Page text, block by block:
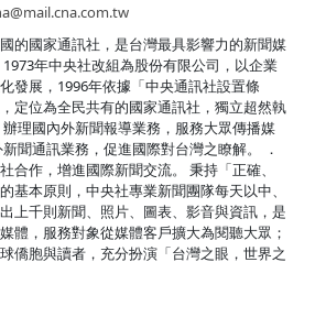
的國家通訊社，是台灣最具影響力的新聞媒
年中央社改組為股份有限公司，以企業
發展，1996年依據「中央通訊社設置條
定位為全民共有的國家通訊社，獨立超然執
理國內外新聞報導業務，服務大眾傳播媒
聞通訊業務，促進國際對台灣之瞭解。 ．
合作，增進國際新聞交流。 秉持「正確、
基本原則，中央社專業新聞團隊每天以中、
上千則新聞、照片、圖表、影音與資訊，是
體，服務對象從媒體客戶擴大為閱聽大眾；
僑胞與讀者，充分扮演「台灣之眼，世界之